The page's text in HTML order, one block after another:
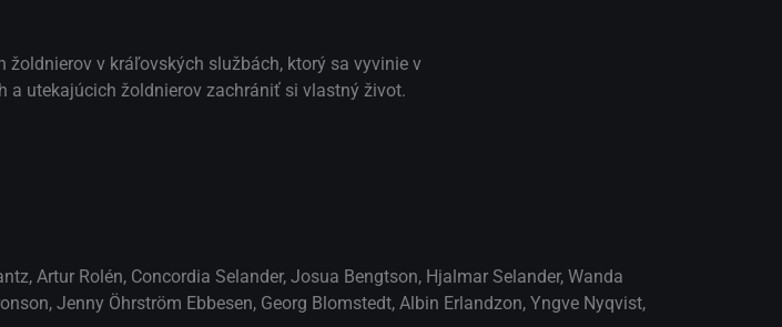
v kráľovských službách, ktorý sa vyvinie v
utekajúcich žoldnierov zachrániť si vlastný život.
, Artur Rolén, Concordia Selander, Josua Bengtson, Hjalmar Selander, Wanda
, Jenny Öhrström Ebbesen, Georg Blomstedt, Albin Erlandzon, Yngve Nyqvist,